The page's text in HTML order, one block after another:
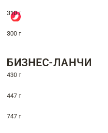
310 г
300 г
БИЗНЕС-ЛАНЧИ
430 г
447 г
747 г